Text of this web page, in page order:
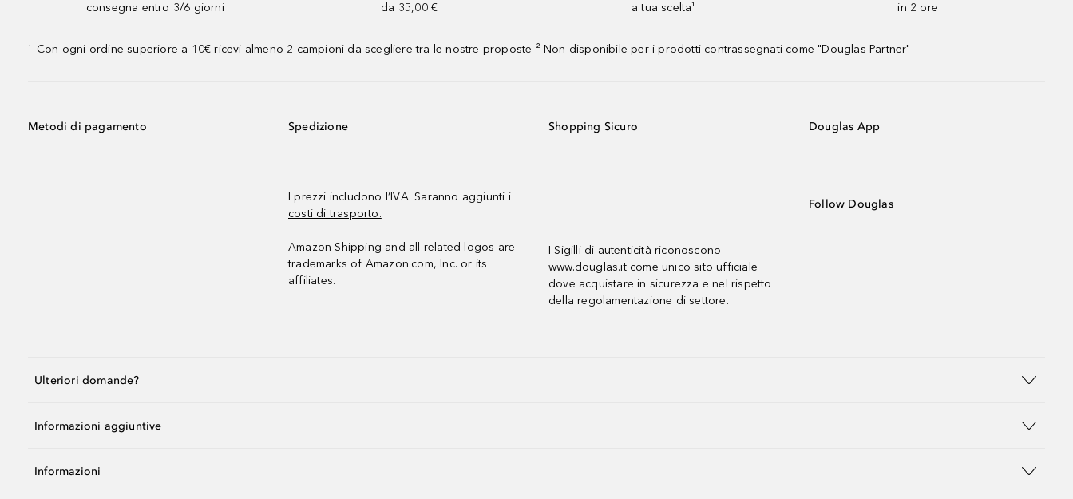
consegna entro 3/6 giorni
da 35,00 €
a tua scelta¹
in 2 ore
¹ Con ogni ordine superiore a 10€ ricevi almeno 2 campioni da scegliere tra le nostre proposte ² Non disponibile per i prodotti contrassegnati come "Douglas Partner"
Metodi di pagamento Spedizione
I prezzi includono l’IVA. Saranno aggiunti i
costi di trasporto.
Amazon Shipping and all related logos are
trademarks of Amazon.com, Inc. or its
affiliates.
Shopping Sicuro
I Sigilli di autenticità riconoscono
www.douglas.it come unico sito ufficiale
dove acquistare in sicurezza e nel rispetto
della regolamentazione di settore.
Douglas App
Follow Douglas
Ulteriori domande?
Informazioni aggiuntive
Informazioni